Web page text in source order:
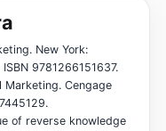
New York:
9781266151637.
Marketing. Cengage
of reverse knowledge